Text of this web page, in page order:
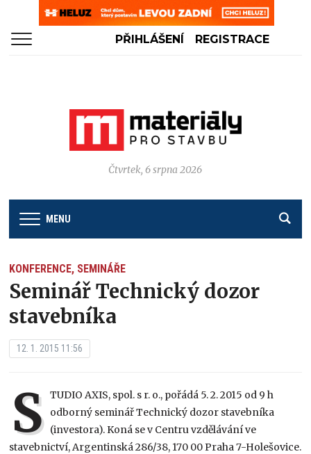
PŘIHLÁŠENÍ REGISTRACE
Čtvrtek, 6 srpna 2026
MENU
KONFERENCE, SEMINÁŘE
Seminář Technický dozor
stavebníka
12. 1. 2015 11:56
S TUDIO AXIS, spol. s r. o., pořádá 5. 2. 2015 od 9 h
odborný seminář Technický dozor stavebníka
(investora). Koná se v Centru vzdělávání ve
stavebnictví, Argentinská 286/38, 170 00 Praha 7-Holešovice.